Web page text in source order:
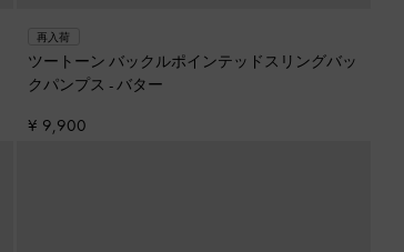
再入荷
ツートーン バックルポインテッドスリングバッ
クパンプス -バター
¥ 9,900